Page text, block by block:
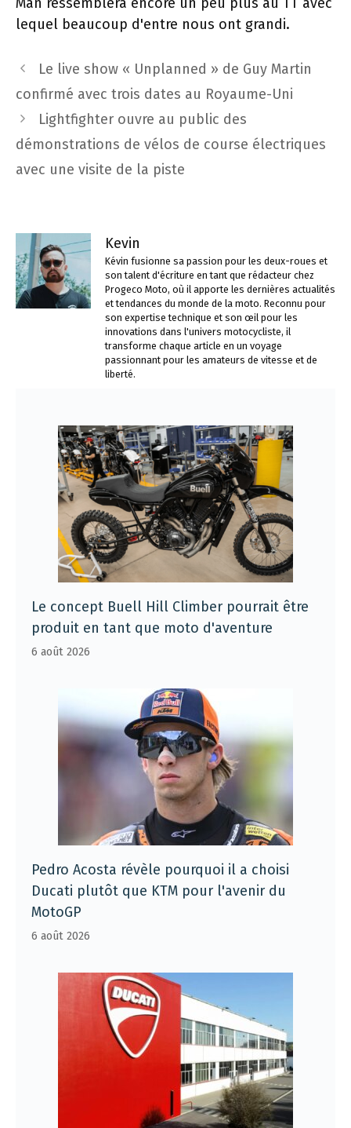
lequel beaucoup d'entre nous ont grandi.
Navigation
des
articles
Le live show « Unplanned » de Guy Martin
confirmé avec trois dates au Royaume-Uni
Lightfighter ouvre au public des
démonstrations de vélos de course électriques
avec une visite de la piste
Kevin
Kévin fusionne sa passion pour les deux-roues et
son talent d'écriture en tant que rédacteur chez
Progeco Moto, où il apporte les dernières actualités
et tendances du monde de la moto. Reconnu pour
son expertise technique et son œil pour les
innovations dans l'univers motocycliste, il
transforme chaque article en un voyage
passionnant pour les amateurs de vitesse et de
liberté.
Le concept Buell Hill Climber pourrait être
produit en tant que moto d'aventure
6 août 2026
Pedro Acosta révèle pourquoi il a choisi
Ducati plutôt que KTM pour l'avenir du
MotoGP
6 août 2026